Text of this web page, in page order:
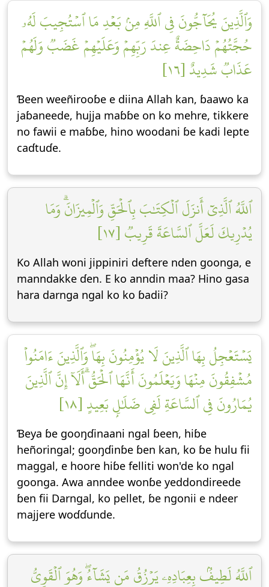
وَٱلَّذِينَ يُحَآجُّونَ فِي ٱللَّهِ مِنۢ بَعۡدِ مَا ٱسۡتُجِيبَ لَهُۥ
حُجَّتُهُمۡ دَاحِضَةٌ عِندَ رَبِّهِمۡ وَعَلَيۡهِمۡ غَضَبٞ وَلَهُمۡ
عَذَابٞ شَدِيدٌ [١٦]
Ɓeen weeñirooɓe e diina Allah kan, ɓaawo ka
jaɓaneede, hujja maɓɓe on ko mehre, tikkere
no fawii e maɓɓe, hino woodani ɓe kadi lepte
caɗtuɗe.
ٱللَّهُ ٱلَّذِيٓ أَنزَلَ ٱلۡكِتَٰبَ بِٱلۡحَقِّ وَٱلۡمِيزَانَۗ وَمَا
يُدۡرِيكَ لَعَلَّ ٱلسَّاعَةَ قَرِيبٞ [١٧]
Ko Allah woni jippiniri deftere nden goonga, e
manndakke ɗen. E ko anndin maa? Hino gasa
hara darnga ngal ko ko ɓadii?
يَسۡتَعۡجِلُ بِهَا ٱلَّذِينَ لَا يُؤۡمِنُونَ بِهَاۖ وَٱلَّذِينَ ءَامَنُواْ
مُشۡفِقُونَ مِنۡهَا وَيَعۡلَمُونَ أَنَّهَا ٱلۡحَقُّۗ أَلَآ إِنَّ ٱلَّذِينَ
يُمَارُونَ فِي ٱلسَّاعَةِ لَفِي ضَلَٰلِۭ بَعِيدٍ [١٨]
Ɓeya ɓe gooŋɗinaani ngal ɓeen, hiɓe
heñoringal; gooŋɗinɓe ɓen kan, ko ɓe hulu fii
maggal, e hoore hiɓe felliti won'de ko ngal
goonga. Awa anndee wonɓe yeddondireede
ɓen fii Darngal, ko pellet, ɓe ngonii e ndeer
majjere woɗɗunde.
ٱللَّهُ لَطِيفُۢ بِعِبَادِهِۦ يَرۡزُقُ مَن يَشَآءُۖ وَهُوَ ٱلۡقَوِيُّ